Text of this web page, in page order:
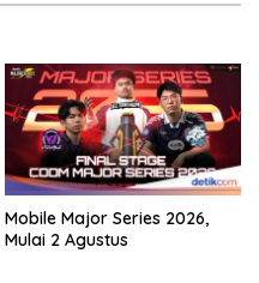
Mobile Major Series 2026,
Mulai 2 Agustus